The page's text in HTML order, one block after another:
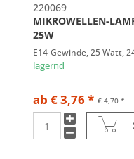
220069
MIKROWELLEN-
25W
E14-Gewinde, 25 Watt,
lagernd
€ 4,70 *
ab € 3,76 *